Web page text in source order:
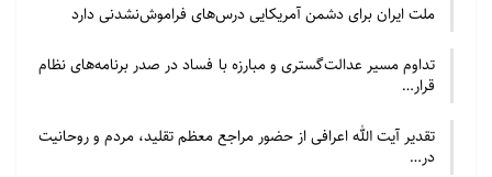
ملت ایران برای دشمن آمریکایی درس‌های فراموش‌نشدنی دارد
تداوم مسیر عدالت‌گستری و مبارزه با فساد در صدر برنامه‌های نظام
قرار…
تقدیر آیت الله اعرافی از حضور مراجع معظم تقلید، مردم و روحانیت
در…